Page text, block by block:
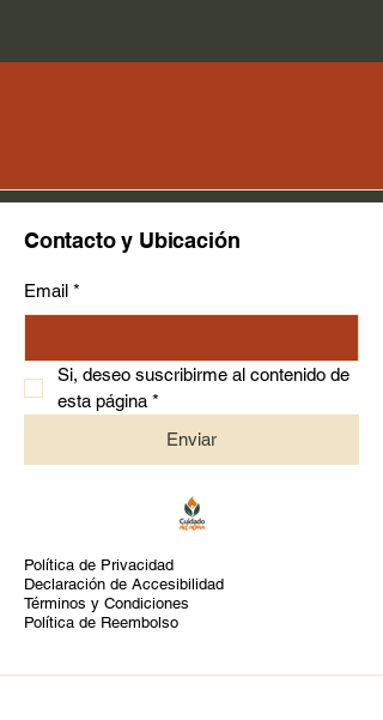
Contacto y Ubicación
Email *
Si, deseo suscribirme al contenido de
esta página *
Enviar
Política de Privacidad
Declaración de Accesibilidad
Términos y Condiciones
Política de Reembolso